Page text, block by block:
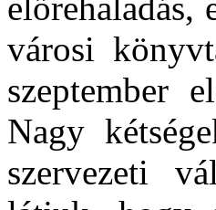
városi
szeptember
Nagy
szervezeti